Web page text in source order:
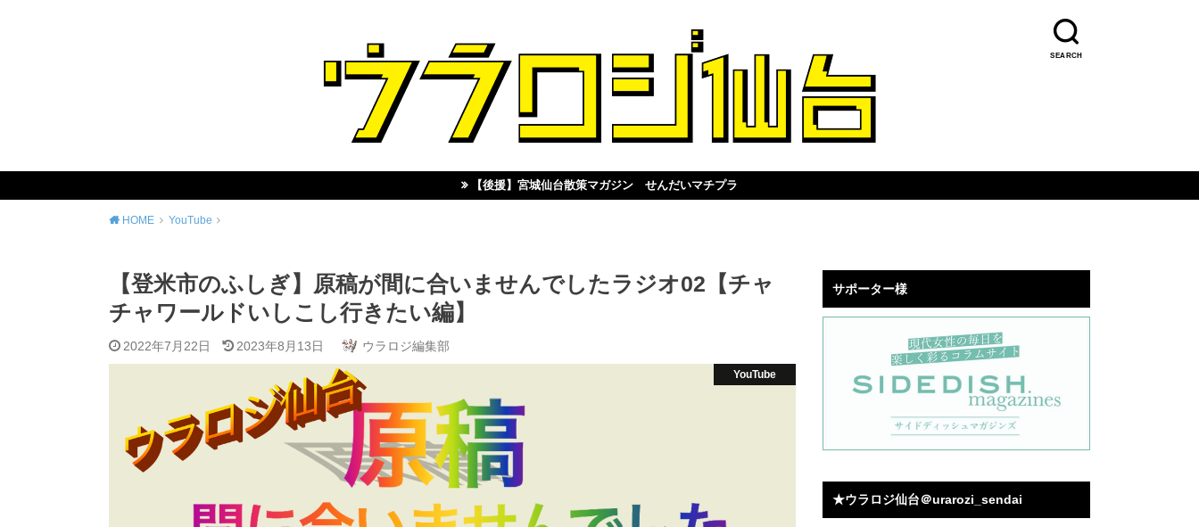
SEARCH
【後援】宮城仙台散策マガジン せんだいマチプラ
HOME YouTube
【登米市のふしぎ】原稿が間に合いませんでしたラジオ02【チャ
チャワールドいしこし行きたい編】
2022年7月22日 2023年8月13日 ウラロジ編集部
YouTube
サポーター様
★ウラロジ仙台＠urarozi_sendai